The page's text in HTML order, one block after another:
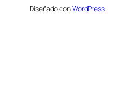
Diseñado conWordPress